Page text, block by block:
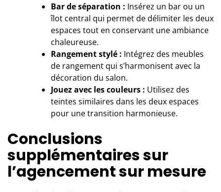
Bar de séparation : Insérez un bar ou un
îlot central qui permet de délimiter les deux
espaces tout en conservant une ambiance
chaleureuse.
Rangement stylé : Intégrez des meubles
de rangement qui s’harmonisent avec la
décoration du salon.
Jouez avec les couleurs : Utilisez des
teintes similaires dans les deux espaces
pour une transition harmonieuse.
Conclusions
supplémentaires sur
l’agencement sur mesure